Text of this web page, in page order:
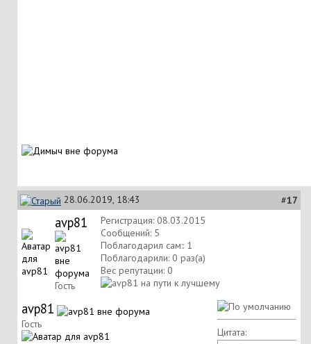
28.06.2019, 18:43 #17
avp81
Гость
Регистрация: 08.03.2015
Сообщений: 5
Поблагодарил сам:: 1
Поблагодарили: 0 раз(а)
Вес репутации: 0
avp81
Гость
Цитата: